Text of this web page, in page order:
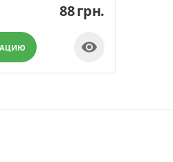
88грн.
